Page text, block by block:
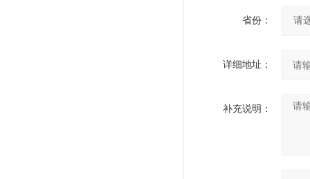
省份：
详细地址：
补充说明：